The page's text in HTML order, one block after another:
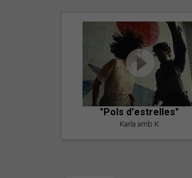
"Pols d'estrelles"
Karla amb K